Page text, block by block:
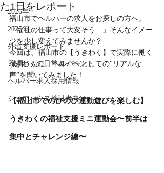
2026年
2025年
外出支援レポート
うきわくの日常＆イベント
ヘルパー求人採用情報
シェアハウス検討者向け
た1日をレポート
福山市でヘルパーの求人をお探しの方へ。
「福祉の仕事って大変そう…」そんなイメー
ジを少し変えてみませんか？
今回は、福山市の【うきわく】で実際に働く
職員さんに、ヘルパーとしての“リアルな
声”を聞いてみました！
【福山市でのびのび運動遊びを楽しむ】
うきわくの福祉支援ミニ運動会〜前半は
集中とチャレンジ編〜